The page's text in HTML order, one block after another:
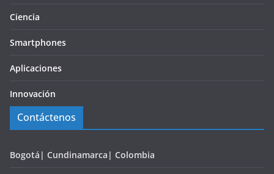
Ciencia
Smartphones
Aplicaciones
Innovación
Contáctenos
Bogotá| Cundinamarca| Colombia